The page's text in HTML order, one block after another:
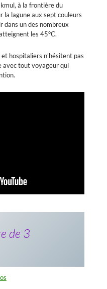
à la frontière du
la lagune aux sept couleurs
dans un des nombreux
les 45°C.
hospitaliers n’hésitent pas
avec tout voyageur qui
de 3